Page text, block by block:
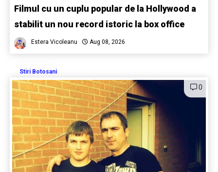
Filmul cu un cuplu popular de la Hollywood a
stabilit un nou record istoric la box office
Estera Vicoleanu Aug 08, 2026
Stiri Botosani
0